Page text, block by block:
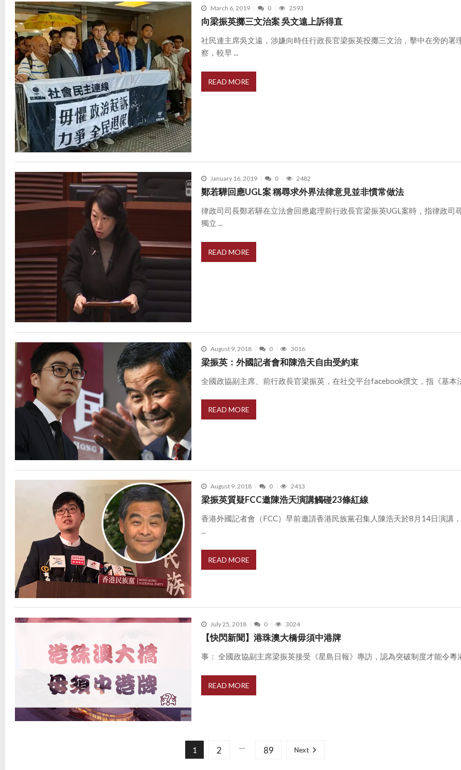
March 6, 2019 0 2593
向梁振英擲三文治案 吳文遠上訴得直
社民連主席吳文遠，涉嫌向時任行政長官梁振英投擲三文治，擊中在旁的署
察，較早 ...
READ MORE
January 16, 2019 0 2482
鄭若驊回應UGL案 稱尋求外界法律意見並非慣常做法
律政司司長鄭若驊在立法會回應處理前行政長官梁振英UGL案時，指律政司
獨立 ...
READ MORE
August 9, 2018 0 3016
梁振英：外國記者會和陳浩天自由受約束
全國政協副主席、前行政長官梁振英，在社交平台facebook撰文，指《基本
READ MORE
August 9, 2018 0 2413
梁振英質疑FCC邀陳浩天演講觸碰23條紅線
香港外國記者會（FCC）早前邀請香港民族黨召集人陳浩天於8月14日演講
...
READ MORE
July 25, 2018 0 3024
【快閃新聞】港珠澳大橋毋須中港牌
事： 全國政協副主席梁振英接受《星島日報》專訪，認為突破制度才能令粵
READ MORE
1 2 … 89 Next